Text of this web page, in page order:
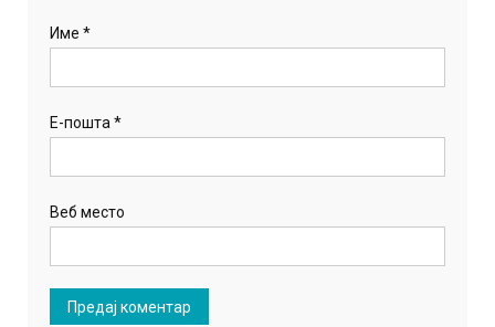
Име*
Е-пошта*
Веб место